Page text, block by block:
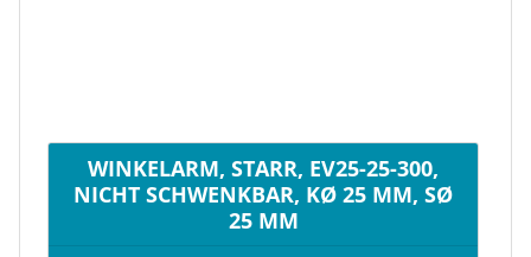
WINKELARM, STARR, EV25-25-300,
NICHT SCHWENKBAR, KØ 25 MM, SØ
25 MM